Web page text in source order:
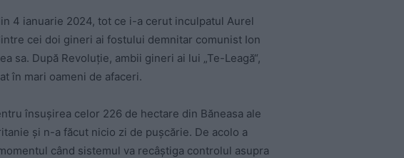
4 ianuarie 2024, tot ce i-a cerut inculpatul Aurel
cei doi gineri ai fostului demnitar comunist Ion
sa. După Revoluție, ambii gineri ai lui „Te-Leagă“,
în mari oameni de afaceri.
însușirea celor 226 de hectare din Băneasa ale
și n-a făcut nicio zi de pușcărie. De acolo a
când sistemul va recâștiga controlul asupra